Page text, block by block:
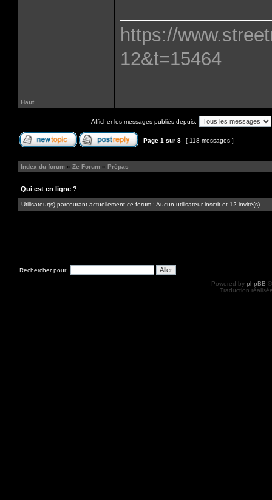
https://
12&t=15464
Haut
Afficher les messages publiés depuis:
Page 1 sur 8 [ 118 messages ]
Index du forum » Ze Forum » Prépas
Qui est en ligne ?
Utilisateur(s) parcourant actuellement ce forum : Aucun utilisateur inscrit et 12 invité(s)
Rechercher pour:
Powered by phpBB
Traduction